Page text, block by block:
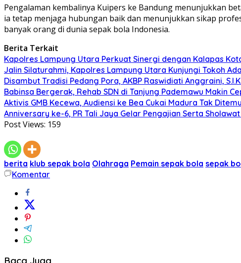
Pengalaman kembalinya Kuipers ke Bandung menunjukkan
ia tetap menjaga hubungan baik dan menunjukkan sikap
banyak orang di dunia sepak bola Indonesia.
Berita Terkait
Kapolres Lampung Utara Perkuat Sinergi dengan Kalapas
Jalin Silaturahmi, Kapolres Lampung Utara Kunjungi Tokoh
Disambut Tradisi Pedang Pora, AKBP Raswidiati Anggraini,
Babinsa Bergerak, Rehab SDN di Tanjung Pademawu Makin
Aktivis GMB Kecewa, Audiensi ke Bea Cukai Madura Tak
Anniversary ke-6, PR Tali Jaya Gelar Pengajian Serta
Post Views: 159
berita klub sepak bola Olahraga Pemain sepak bola sepak
Komentar